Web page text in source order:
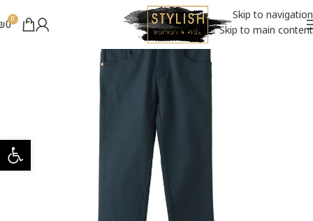
Skip to navigation
Skip to main content
0
0
פתח